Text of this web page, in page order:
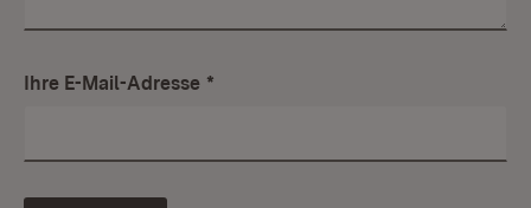
Ihre E-Mail-Adresse *